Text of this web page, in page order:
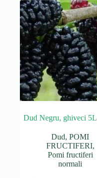
Dud Negru, ghiveci 5L
Dud,POMI
FRUCTIFERI,
Pomi fructiferi
normali